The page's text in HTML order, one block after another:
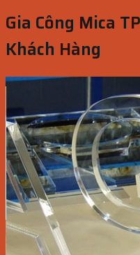
Gia Công Mica
Khách Hàng